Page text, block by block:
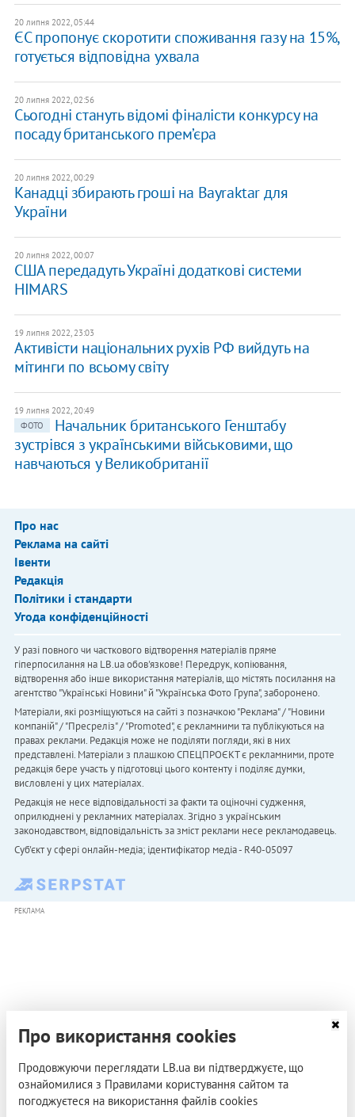
20 липня 2022, 05:44
ЄС пропонує скоротити споживання газу на 15%,
готується відповідна ухвала
20 липня 2022, 02:56
Сьогодні стануть відомі фіналісти конкурсу на
посаду британського прем’єра
20 липня 2022, 00:29
Канадці збирають гроші на Bayraktar для
України
20 липня 2022, 00:07
США передадуть Україні додаткові системи
HIMARS
19 липня 2022, 23:03
Активісти національних рухів РФ вийдуть на
мітинги по всьому світу
19 липня 2022, 20:49
ФОТО
Начальник британського Генштабу
зустрівся з українськими військовими, що
навчаються у Великобританії
Про нас
Реклама на сайті
Івенти
Редакція
Політики і стандарти
Угода конфіденційності
У разі повного чи часткового відтворення матеріалів пряме
гіперпосилання на LB.ua обов'язкове! Передрук, копіювання,
відтворення або інше використання матеріалів, що містять посилання на
агентство "Українськi Новини" й "Українська Фото Група", заборонено.
Матеріали, які розміщуються на сайті з позначкою "Реклама" / "Новини
компаній" / "Пресреліз" / "Promoted", є рекламними та публікуються на
правах реклами. Редакція може не поділяти погляди, які в них
представлені. Матеріали з плашкою СПЕЦПРОЄКТ є рекламними, проте
редакція бере участь у підготовці цього контенту і поділяє думки,
висловлені у цих матеріалах.
Редакція не несе відповідальності за факти та оціночні судження,
оприлюднені у рекламних матеріалах. Згідно з українським
законодавством, відповідальність за зміст реклами несе рекламодавець.
Cуб'єкт у сфері онлайн-медіа; ідентифікатор медіа - R40-05097
РЕКЛАМА
Про використання cookies
Продовжуючи переглядати LB.ua ви підтверджуєте, що
ознайомилися з Правилами користування сайтом та
погоджуєтеся на використання файлів cookies